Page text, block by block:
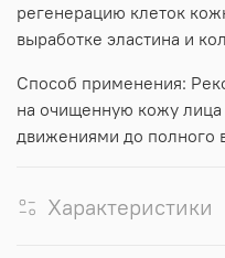
регенерацию клеток
выработке эластина и
Способ применения:
на очищенную кожу
движениями до полного
Характеристики